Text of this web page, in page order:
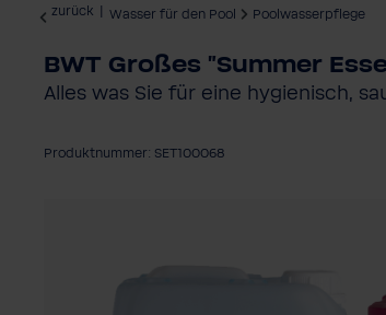
zurück Wasser für den Pool Poolwasserpflege
BWT Großes "Summer
Alles was Sie für eine hygienisch,
Produktnummer: SET100068